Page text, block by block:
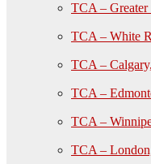
TCA – Greater
TCA – White
TCA –
TCA –
TCA –
TCA –